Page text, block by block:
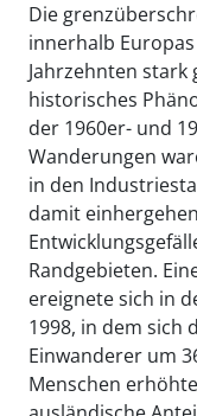
Die
innerhalb
Jahrzehnten stark
historisches
der 1960er- und
Wanderungen
in den
damit
Randgebieten.
ereignete sich in
1998, in dem sich
Einwanderer um
Menschen